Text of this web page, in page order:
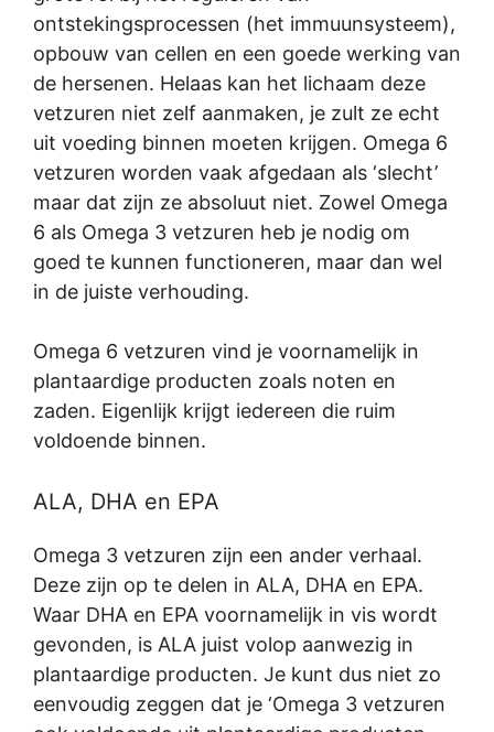
ontstekingsprocessen (het immuunsysteem),
opbouw van cellen en een goede werking van
de hersenen. Helaas kan het lichaam deze
vetzuren niet zelf aanmaken, je zult ze echt
uit voeding binnen moeten krijgen. Omega 6
vetzuren worden vaak afgedaan als ‘slecht’
maar dat zijn ze absoluut niet. Zowel Omega
6 als Omega 3 vetzuren heb je nodig om
goed te kunnen functioneren, maar dan wel
in de juiste verhouding.
Omega 6 vetzuren vind je voornamelijk in
plantaardige producten zoals noten en
zaden. Eigenlijk krijgt iedereen die ruim
voldoende binnen.
ALA, DHA en EPA
Omega 3 vetzuren zijn een ander verhaal.
Deze zijn op te delen in ALA, DHA en EPA.
Waar DHA en EPA voornamelijk in vis wordt
gevonden, is ALA juist volop aanwezig in
plantaardige producten. Je kunt dus niet zo
eenvoudig zeggen dat je ‘Omega 3 vetzuren